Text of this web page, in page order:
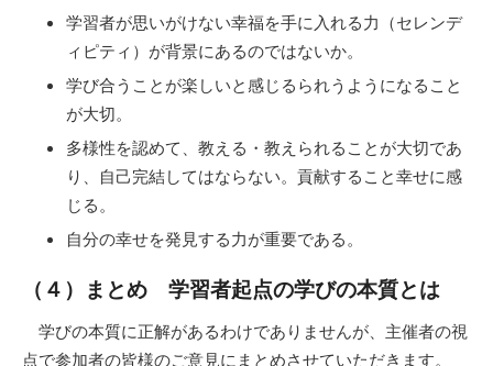
学習者が思いがけない幸福を手に入れる力（セレンデ
ィピティ）が背景にあるのではないか。
学び合うことが楽しいと感じるられうようになること
が大切。
多様性を認めて、教える・教えられることが大切であ
り、自己完結してはならない。貢献すること幸せに感
じる。
自分の幸せを発見する力が重要である。
（４）まとめ 学習者起点の学びの本質とは
学びの本質に正解があるわけでありませんが、主催者の視
点で参加者の皆様のご意見にまとめさせていただきます。